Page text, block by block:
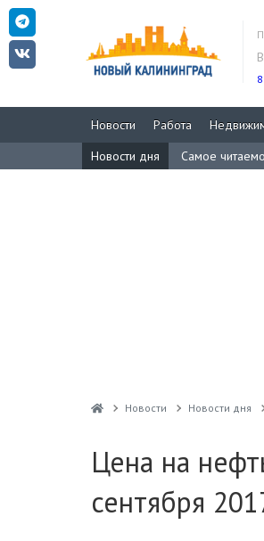
Новости Работа
Новости дня
Самое
Новости Новости дня
Цена на
сентября